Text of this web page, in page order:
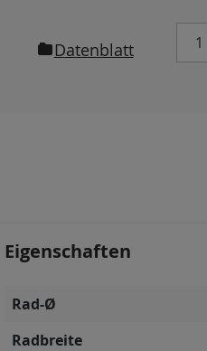
Datenblatt
Eigenschaften
Rad-Ø
Radbreite